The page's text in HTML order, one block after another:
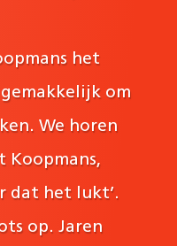
het
om
We horen
Koopmans,
dat het lukt’.
op. Jaren